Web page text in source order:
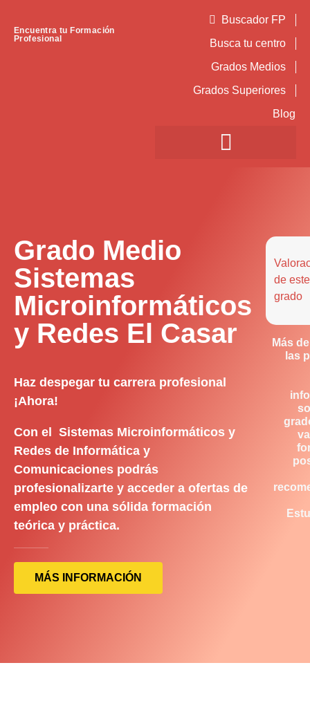
Encuentra tu Formación
Profesional
Buscador FP
Busca tu centro
Grados Medios
Grados Superiores
Blog
Grado Medio
Sistemas
Microinformáticos
y Redes El Casar
Haz despegar tu carrera profesional
¡Ahora!
Con el Sistemas Microinformáticos y
Redes de Informática y
Comunicaciones podrás
profesionalizarte y acceder a ofertas de
empleo con una sólida formación
teórica y práctica.
MÁS INFORMACIÓN
de este
grado
Más
las